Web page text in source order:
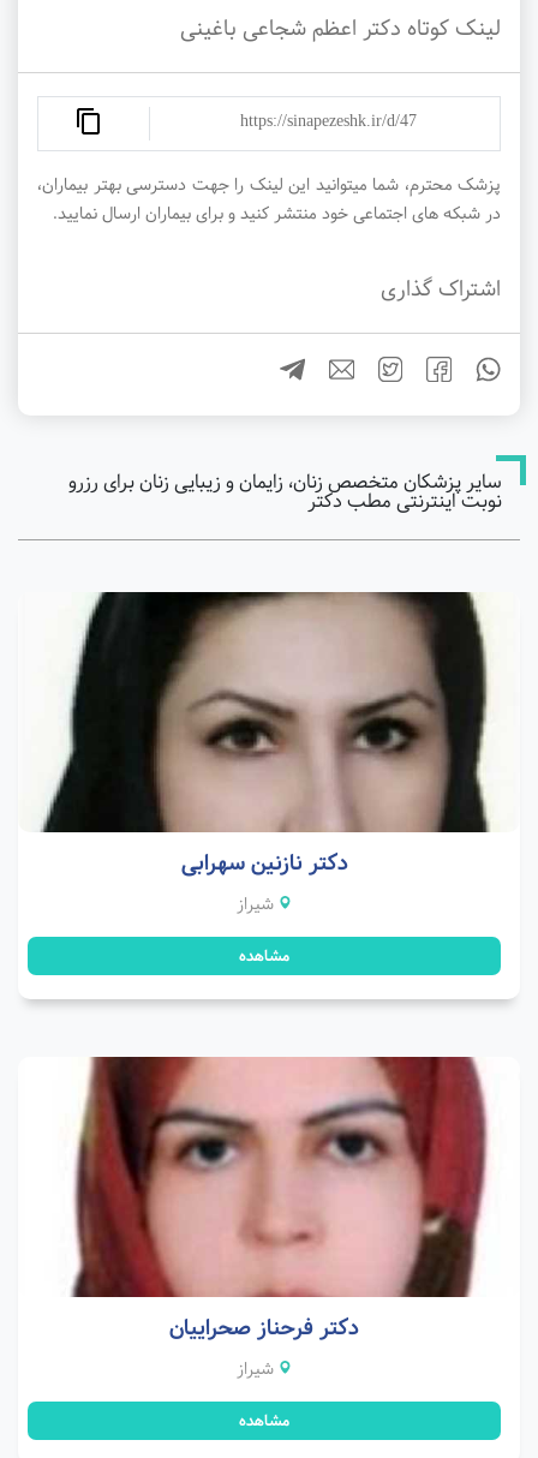
لینک کوتاه دکتر اعظم شجاعی باغینی
https://sinapezeshk.ir/d/47
پزشک محترم، شما میتوانید این لینک را جهت دسترسی بهتر بیماران،
در شبکه های اجتماعی خود منتشر کنید و برای بیماران ارسال نمایید.
اشتراک گذاری
سایر پزشکان متخصص زنان، زایمان و زیبایی زنان برای رزرو
نوبت اینترنتی مطب دکتر
دکتر نازنین سهرابی
شیراز
مشاهده
دکتر فرحناز صحراییان
شیراز
مشاهده